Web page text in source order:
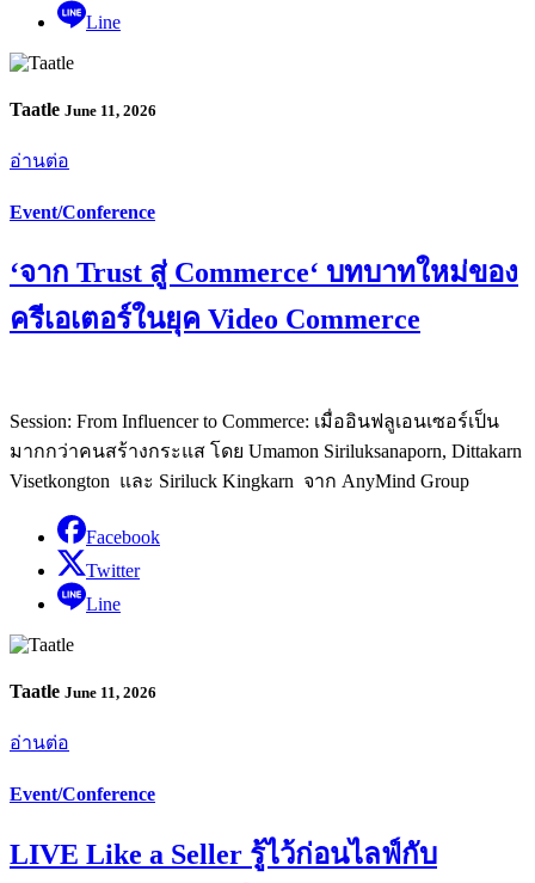
Line
Taatle June 11, 2026
อ่านต่อ
Event/Conference
‘จาก Trust สู่ Commerce‘ บทบาทใหม่ของ
ครีเอเตอร์ในยุค Video Commerce
Session: From Influencer to Commerce: เมื่ออินฟลูเอนเซอร์เป็น
มากกว่าคนสร้างกระแส โดย Umamon Siriluksanaporn, Dittakarn
Visetkongton และ Siriluck Kingkarn จาก AnyMind Group
Facebook
Twitter
Line
Taatle June 11, 2026
อ่านต่อ
Event/Conference
LIVE Like a Seller รู้ไว้ก่อนไลฟ์กับ